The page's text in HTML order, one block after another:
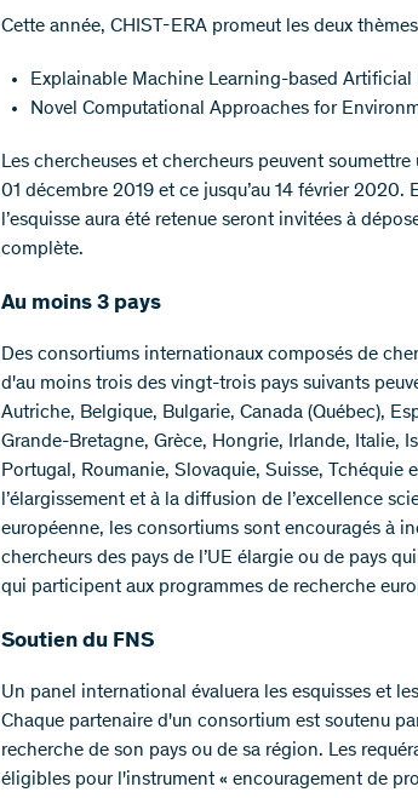
​Cette année, CHIST-ERA promeut les deux
Explainable Machine Learning-based Artificial
Novel Computational Approaches for
Les chercheuses et chercheurs peuvent
01 décembre 2019 et ce jusqu’au 14 février
l’esquisse aura été retenue seront invitées à
complète.
Au moins 3 pays
Des consortiums internationaux composés de
d'au moins trois des vingt-trois pays suivants
Autriche, Belgique, Bulgarie, Canada (Québec),
Grande-Bretagne, Grèce, Hongrie, Irlande, Italie,
Portugal, Roumanie, Slovaquie, Suisse, Tchéquie
l’élargissement et à la diffusion de l’excellence
européenne, les consortiums sont encouragés à
chercheurs des pays de l’UE élargie ou de pays
qui participent aux programmes de recherche
Soutien du FNS
Un panel international évaluera les esquisses et
Chaque partenaire d'un consortium est soutenu
recherche de son pays ou de sa région. Les
éligibles pour l'instrument « encouragement de